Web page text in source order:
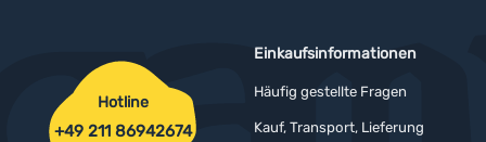
Einkaufsinformationen
Häufig gestellte Fragen
Kauf, Transport, Lieferung
Hotline
+49 211 86942674